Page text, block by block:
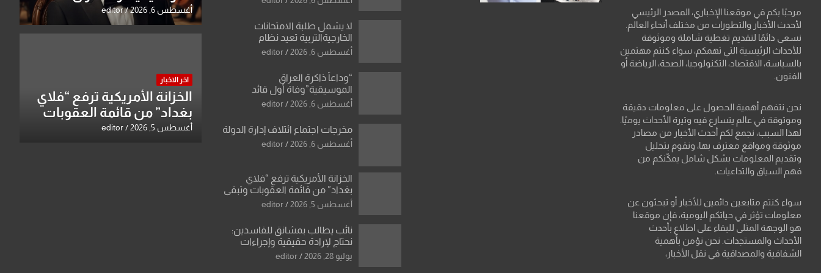
مرحبًا بكم في موقعنا الإخباري، المصدر الرئيسي
لأحدث الأخبار والتطورات من مختلف أنحاء العالم.
نسعى دائمًا لتقديم تغطية شاملة وموثوقة
للأحداث الرئيسية التي تهمكم، سواء كنتم مهتمين
بالسياسة، الاقتصاد، التكنولوجيا، الصحة، الرياضة أو
الفنون.
نحن نتفهم أهمية الحصول على معلومات دقيقة
وموثوقة في عالم يتسارع فيه وتيرة الأحداث يوميًا.
لهذا السبب، نجمع لكم أحدث الأخبار من مصادر
موثوقة ومواقع معترف بها، ونقوم بتحليل
وتقديم المعلومات بشكل شامل يمكّنكم من
فهم السياق والتداعيات.
سواء كنتم متابعين دائمين للأخبار أو تبحثون عن
معلومات تؤثر في حياتكم اليومية، فإن موقعنا
هو الوجهة المثلى للبقاء على اطلاع بأحدث
الأحداث والمستجدات. نحن نؤمن بأهمية
الشفافية والمصداقية في نقل الأخبار،
لا يشمل طلبة الامتحانات
الخارجيةالتربية تعيد نظام
المحاولات لطلبة السادس
أغسطس 6, 2026 editor
“وداعاً ذاكرة العراق
الموسيقية”وفاة أول قائد
للأوركسترا السمفونية عبد الرزاق
أغسطس 6, 2026 editor
مخرجات اجتماع ائتلاف إدارة الدولة
أغسطس 6, 2026 editor
الخزانة الأمريكية ترفع “فلاي
بغداد” من قائمة العقوبات وتبقي
اسم مالكها مدرجا
أغسطس 5, 2026 editor
نائب يطالب بمشانق للفاسدين:
نحتاج لإرادة حقيقية وإجراءات
رادعة تمنع استمرار الاعتداء على
يوليو 28, 2026 editor
للأوركسترا السمفونية عبد
الرزاق العزاوي
أغسطس 6, 2026 editor
اخر الاخبار
الخزانة الأمريكية ترفع “فلاي
بغداد” من قائمة العقوبات
وتبقي اسم مالكها مدرجا
أغسطس 5, 2026 editor